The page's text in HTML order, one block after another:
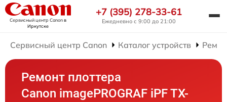
Сервисный центр Canonв
Иркутске
+7 (395) 278-33-61
Ежедневно с 9:00 до 21:00
Сервисный центр Canon Каталог устройств
Ремонт плоттера
Canon imagePROGRAF iPF TX-